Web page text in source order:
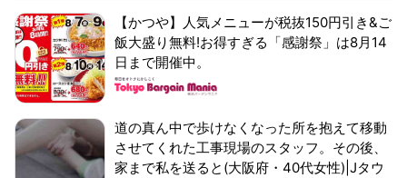
【かつや】人気メニューが税抜150円引き&ご
飯大盛り無料!お得すぎる「感謝祭」は8月14
日まで開催中。
道の真ん中で歩けなくなった所を抱えて移動
させてくれた工事現場のスタッフ。その後、
家まで私を送ると(大阪府・40代女性)|Jタウ